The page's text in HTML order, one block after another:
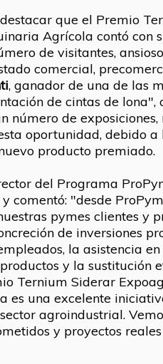
que el Premio
Agrícola contó con
de visitantes,
comercial,
, ganador de una de las
de cintas de lona",
número de
oportunidad, debido
producto premiado.
del Programa
comentó: "desde
pymes clientes y
de inversiones
la asistencia
y la sustitución
Ternium Siderar
es una excelente
agroindustrial.
y proyectos